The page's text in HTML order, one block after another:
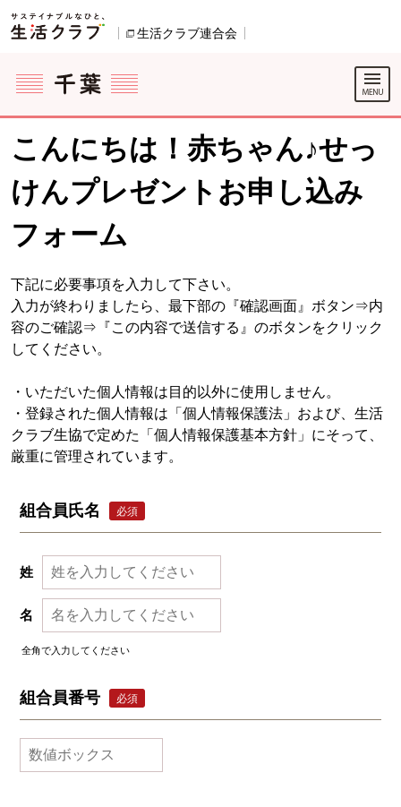
ページの先頭です。
生活クラブ連合会
こんにちは！赤ちゃん♪せっ
けんプレゼントお申し込み
フォーム
下記に必要事項を入力して下さい。
入力が終わりましたら、最下部の『確認画面』ボタン⇒内
容のご確認⇒『この内容で送信する』のボタンをクリック
してください。
・いただいた個人情報は目的以外に使用しません。
・登録された個人情報は「個人情報保護法」および、生活
クラブ生協で定めた「個人情報保護基本方針」にそって、
厳重に管理されています。
組合員氏名 必須
姓
名
全角で入力してください
組合員番号 必須